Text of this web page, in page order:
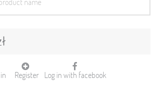
Register Log in with facebook